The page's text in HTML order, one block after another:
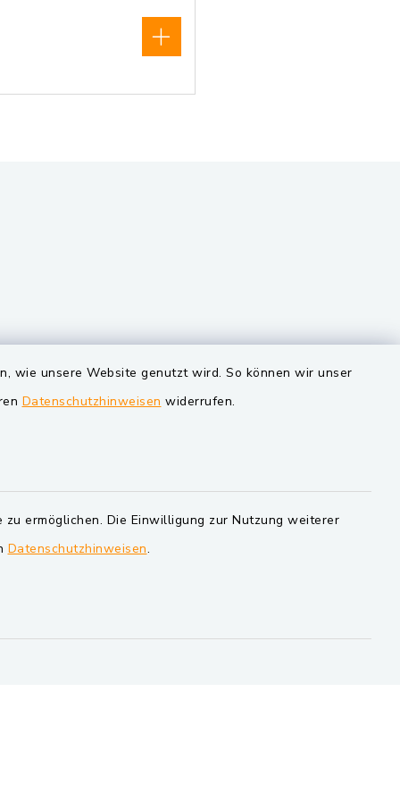
wie unsere Website genutzt wird. So können wir unser
Datenschutzhinweisen widerrufen.
ermöglichen. Die Einwilligung zur Nutzung weiterer
Datenschutzhinweisen.
VG und Gemeinden
Markt Schwarzenfeld
Verwaltungsgemeinschaft
Schwarzenfeld